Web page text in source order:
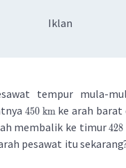
Iklan
tempur mula-
450 kmke arah barat
membalik ke timur428
pesawat itu